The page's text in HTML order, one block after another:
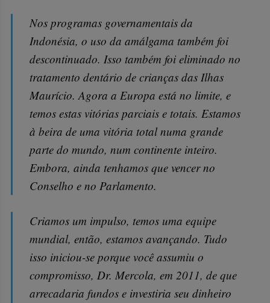
Nos programas governamentais da
Indonésia, o uso da amálgama também foi
descontinuado. Isso também foi eliminado no
tratamento dentário de crianças das Ilhas
Maurício. Agora a Europa está no limite, e
temos estas vitórias parciais e totais. Estamos
à beira de uma vitória total numa grande
parte do mundo, num continente inteiro.
Embora, ainda tenhamos que vencer no
Conselho e no Parlamento.
Criamos um impulso, temos uma equipe
mundial, então, estamos avançando. Tudo
isso iniciou-se porque você assumiu o
compromisso, Dr. Mercola, em 2011, de que
arrecadaria fundos e investiria seu dinheiro